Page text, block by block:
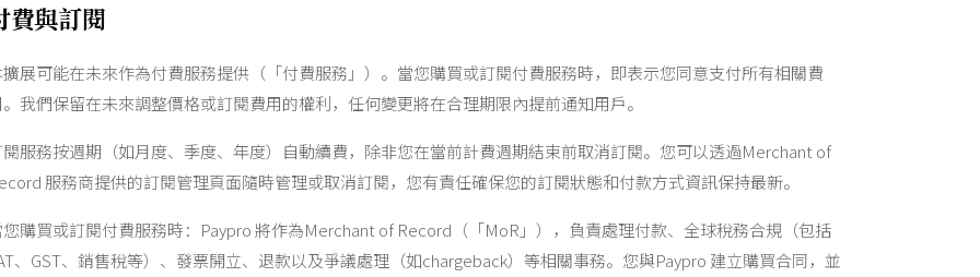
費與訂閱
展可能在未來作為付費服務提供（「付費服務」）。當您購買或訂閱付費服務時，即表示您同意支付所有相關費
我們保留在未來調整價格或訂閱費用的權利，任何變更將在合理期限內提前通知用戶。
服務按週期（如月度、季度、年度）自動續費，除非您在當前計費週期結束前取消訂閱。您可以透過Merchant of
服務商提供的訂閱管理頁面隨時管理或取消訂閱，您有責任確保您的訂閱狀態和付款方式資訊保持最新。
購買或訂閱付費服務時：Paypro 將作為Merchant of Record（「MoR」），負責處理付款、全球稅務合規（包括
、GST、銷售稅等）、發票開立、退款以及爭議處理（如chargeback）等相關事務。您與Paypro 建立購買合同，並